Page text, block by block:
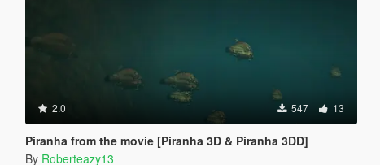
2.0 547 13
Piranha from the movie [Piranha 3D & Piranha 3DD]
By Roberteazy13